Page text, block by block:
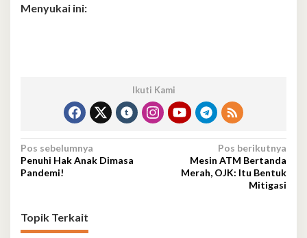
Menyukai ini:
Ikuti Kami
Navigasi
pos
Pos sebelumnya
Penuhi Hak Anak Dimasa
Pandemi!
Pos berikutnya
Mesin ATM Bertanda
Merah, OJK: Itu Bentuk
Mitigasi
Topik Terkait